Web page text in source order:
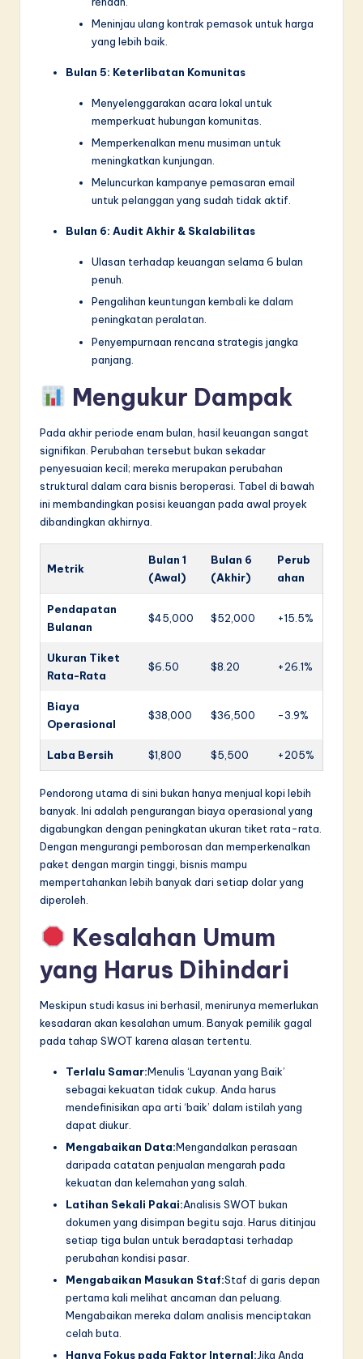
Meninjau ulang kontrak pemasok untuk harga
yang lebih baik.
Bulan 5: Keterlibatan Komunitas
Menyelenggarakan acara lokal untuk
memperkuat hubungan komunitas.
Memperkenalkan menu musiman untuk
meningkatkan kunjungan.
Meluncurkan kampanye pemasaran email
untuk pelanggan yang sudah tidak aktif.
Bulan 6: Audit Akhir & Skalabilitas
Ulasan terhadap keuangan selama 6 bulan
penuh.
Pengalihan keuntungan kembali ke dalam
peningkatan peralatan.
Penyempurnaan rencana strategis jangka
panjang.
Mengukur Dampak
Pada akhir periode enam bulan, hasil keuangan sangat
signifikan. Perubahan tersebut bukan sekadar
penyesuaian kecil; mereka merupakan perubahan
struktural dalam cara bisnis beroperasi. Tabel di bawah
ini membandingkan posisi keuangan pada awal proyek
dibandingkan akhirnya.
Metrik
Bulan 1
(Awal)
Bulan 6
(Akhir)
Perub
ahan
Pendapatan
Bulanan
$45,000 $52,000 +15.5%
Ukuran Tiket
Rata-Rata
$6.50 $8.20 +26.1%
Biaya
Operasional
$38,000 $36,500 -3.9%
Laba Bersih $1,800 $5,500 +205%
Pendorong utama di sini bukan hanya menjual kopi lebih
banyak. Ini adalah pengurangan biaya operasional yang
digabungkan dengan peningkatan ukuran tiket rata-rata.
Dengan mengurangi pemborosan dan memperkenalkan
paket dengan margin tinggi, bisnis mampu
mempertahankan lebih banyak dari setiap dolar yang
diperoleh.
Kesalahan Umum
yang Harus Dihindari
Meskipun studi kasus ini berhasil, menirunya memerlukan
kesadaran akan kesalahan umum. Banyak pemilik gagal
pada tahap SWOT karena alasan tertentu.
Terlalu Samar:Menulis ‘Layanan yang Baik’
sebagai kekuatan tidak cukup. Anda harus
mendefinisikan apa arti ‘baik’ dalam istilah yang
dapat diukur.
Mengabaikan Data:Mengandalkan perasaan
daripada catatan penjualan mengarah pada
kekuatan dan kelemahan yang salah.
Latihan Sekali Pakai:Analisis SWOT bukan
dokumen yang disimpan begitu saja. Harus ditinjau
setiap tiga bulan untuk beradaptasi terhadap
perubahan kondisi pasar.
Mengabaikan Masukan Staf:Staf di garis depan
pertama kali melihat ancaman dan peluang.
Mengabaikan mereka dalam analisis menciptakan
celah buta.
Hanya Fokus pada Faktor Internal:Jika Anda